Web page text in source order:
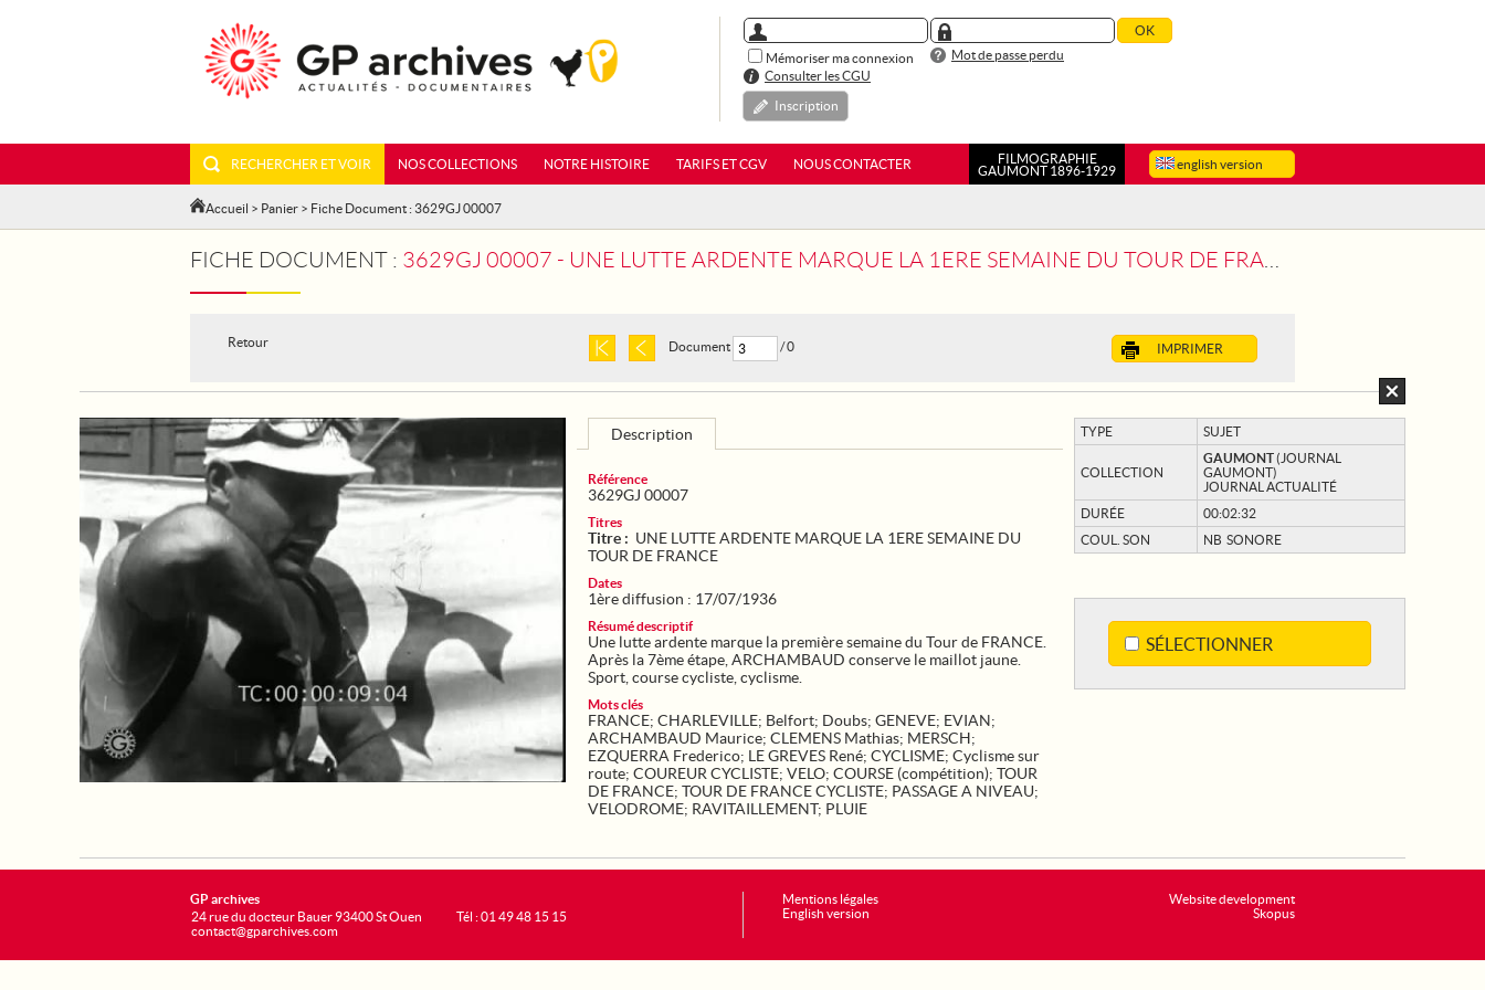
Mémoriser ma connexion
Mot de passe perdu
Consulter les CGU
Inscription
english version
RECHERCHER ET VOIR NOS COLLECTIONS NOTRE HISTOIRE TARIFS ET CGV NOUS CONTACTER
FILMOGRAPHIE
GAUMONT 1896-1929
Accueil > Panier > Fiche Document : 3629GJ 00007
FICHE DOCUMENT : 3629GJ 00007 - UNE LUTTE ARDENTE MARQUE LA 1ERE SEMAINE DU TOUR DE FRANCE
Retour IMPRIMER
Document / 0
TYPE SUJET
COLLECTION
GAUMONT(JOURNAL
GAUMONT)
JOURNAL ACTUALITÉ
DURÉE
00:02:32
COUL. SON
NB SONORE
SÉLECTIONNER
Description
Référence
3629GJ 00007
Titres
Titre : UNE LUTTE ARDENTE MARQUE LA 1ERE SEMAINE DU
TOUR DE FRANCE
Dates
1ère diffusion : 17/07/1936
Résumé descriptif
Une lutte ardente marque la première semaine du Tour de FRANCE.
Après la 7ème étape, ARCHAMBAUD conserve le maillot jaune.
Sport, course cycliste, cyclisme.
Mots clés
FRANCE; CHARLEVILLE; Belfort; Doubs; GENEVE; EVIAN;
ARCHAMBAUD Maurice; CLEMENS Mathias; MERSCH;
EZQUERRA Frederico; LE GREVES René; CYCLISME; Cyclisme sur
route; COUREUR CYCLISTE; VELO; COURSE (compétition); TOUR
DE FRANCE; TOUR DE FRANCE CYCLISTE; PASSAGE A NIVEAU;
VELODROME; RAVITAILLEMENT; PLUIE
Website development
Skopus
GP archives
24 rue du docteur Bauer 93400 St Ouen
contact@gparchives.com
Tél : 01 49 48 15 15
Mentions légales
English version